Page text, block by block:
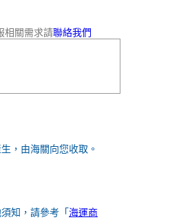
相關需求請聯絡我們
，由海關向您收取。
知，請參考「海運商